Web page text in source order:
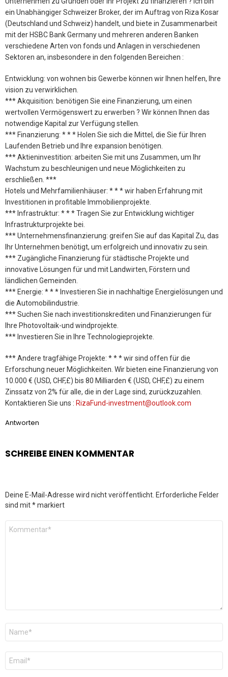
ein Unabhängiger Schweizer Broker, der im Auftrag von Riza Kosar
(Deutschland und Schweiz) handelt, und biete in Zusammenarbeit
mit der HSBC Bank Germany und mehreren anderen Banken
verschiedene Arten von fonds und Anlagen in verschiedenen
Sektoren an, insbesondere in den folgenden Bereichen :
Entwicklung: von wohnen bis Gewerbe können wir Ihnen helfen, Ihre
vision zu verwirklichen.
*** Akquisition: benötigen Sie eine Finanzierung, um einen
wertvollen Vermögenswert zu erwerben ? Wir können Ihnen das
notwendige Kapital zur Verfügung stellen.
*** Finanzierung: * * * Holen Sie sich die Mittel, die Sie für Ihren
Laufenden Betrieb und Ihre expansion benötigen.
*** Aktieninvestition: arbeiten Sie mit uns Zusammen, um Ihr
Wachstum zu beschleunigen und neue Möglichkeiten zu
erschließen. ***
Hotels und Mehrfamilienhäuser: * * * wir haben Erfahrung mit
Investitionen in profitable Immobilienprojekte.
*** Infrastruktur: * * * Tragen Sie zur Entwicklung wichtiger
Infrastrukturprojekte bei.
*** Unternehmensfinanzierung: greifen Sie auf das Kapital Zu, das
Ihr Unternehmen benötigt, um erfolgreich und innovativ zu sein.
*** Zugängliche Finanzierung für städtische Projekte und
innovative Lösungen für und mit Landwirten, Förstern und
ländlichen Gemeinden.
*** Energie: * * * Investieren Sie in nachhaltige Energielösungen und
die Automobilindustrie.
*** Suchen Sie nach investitionskrediten und Finanzierungen für
Ihre Photovoltaik-und windprojekte.
*** Investieren Sie in Ihre Technologieprojekte.
*** Andere tragfähige Projekte: * * * wir sind offen für die
Erforschung neuer Möglichkeiten. Wir bieten eine Finanzierung von
10.000 € (USD, CHF,£) bis 80 Milliarden € (USD, CHF,£) zu einem
Zinssatz von 2% für alle, die in der Lage sind, zurückzuzahlen.
Kontaktieren Sie uns : RizaFund-investment@outlook.com
Antworten
SCHREIBE EINEN KOMMENTAR
Deine E-Mail-Adresse wird nicht veröffentlicht. Erforderliche Felder
sind mit*markiert
Kommentar
Name
E-
Mail
*